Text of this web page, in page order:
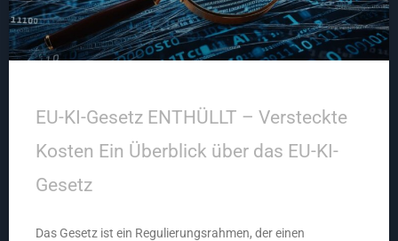
EU-KI-Gesetz ENTHÜLLT – Versteckte
Kosten Ein Überblick über das EU-KI-
Gesetz
Das Gesetz ist ein Regulierungsrahmen, der einen